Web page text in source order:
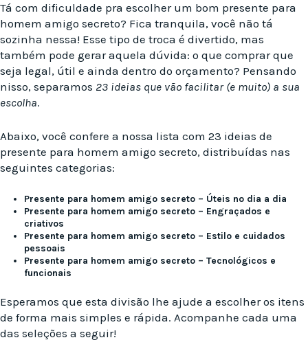
Tá com dificuldade pra escolher um bom presente para
homem amigo secreto? Fica tranquila, você não tá
sozinha nessa! Esse tipo de troca é divertido, mas
também pode gerar aquela dúvida: o que comprar que
seja legal, útil e ainda dentro do orçamento? Pensando
nisso, separamos 23 ideias que vão facilitar (e muito) a sua
escolha.
Abaixo, você confere a nossa lista com 23 ideias de
presente para homem amigo secreto, distribuídas nas
seguintes categorias:
Presente para homem amigo secreto – Úteis no dia a dia
Presente para homem amigo secreto – Engraçados e
criativos
Presente para homem amigo secreto – Estilo e cuidados
pessoais
Presente para homem amigo secreto – Tecnológicos e
funcionais
Esperamos que esta divisão lhe ajude a escolher os itens
de forma mais simples e rápida. Acompanhe cada uma
das seleções a seguir!